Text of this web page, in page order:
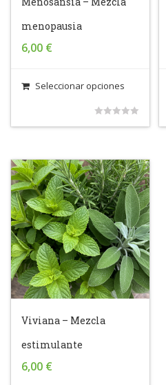
menopausia
6,00 €
Seleccionar opciones
of
5
Viviana – Mezcla
estimulante
6,00 €